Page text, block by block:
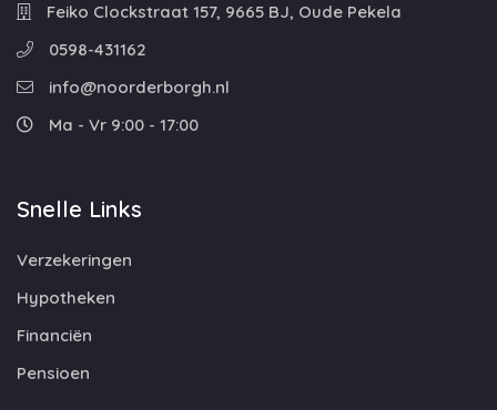
Feiko Clockstraat 157, 9665 BJ, Oude Pekela
0598-431162
info@noorderborgh.nl
Ma - Vr 9:00 - 17:00
Snelle Links
Verzekeringen
Hypotheken
Financiën
Pensioen